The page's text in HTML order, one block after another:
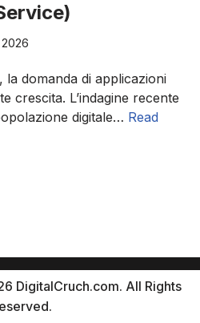
domanda di applicazioni
crescita. L’indagine recente
digitale… Read
DigitalCruch.com. All Rights